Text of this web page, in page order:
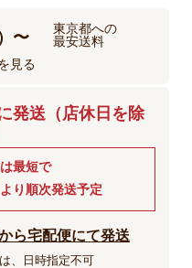
〜
東京都への
最安送料
見る
発送（店休日を除
最短で
より順次発送予定
ら宅配便にて発送
、日時指定不可